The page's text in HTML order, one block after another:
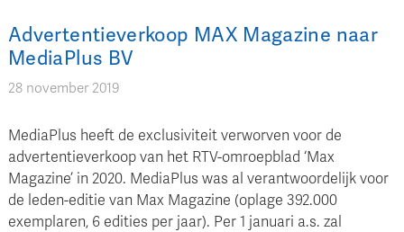
Advertentieverkoop MAX Magazine naar
MediaPlus BV
28 november 2019
MediaPlus heeft de exclusiviteit verworven voor de
advertentieverkoop van het RTV-omroepblad ‘Max
Magazine’ in 2020. MediaPlus was al verantwoordelijk voor
de leden-editie van Max Magazine (oplage 392.000
exemplaren, 6 edities per jaar). Per 1 januari a.s. zal